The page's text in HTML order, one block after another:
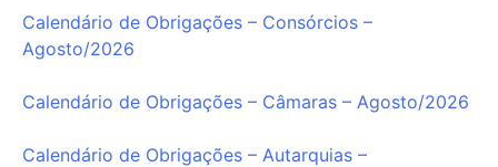
Calendário de Obrigações – Consórcios –
Agosto/2026
Calendário de Obrigações – Câmaras – Agosto/2026
Calendário de Obrigações – Autarquias –